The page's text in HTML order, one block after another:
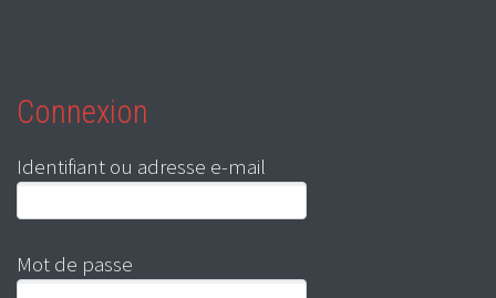
Connexion
Identifiant ou adresse e-mail
Mot de passe